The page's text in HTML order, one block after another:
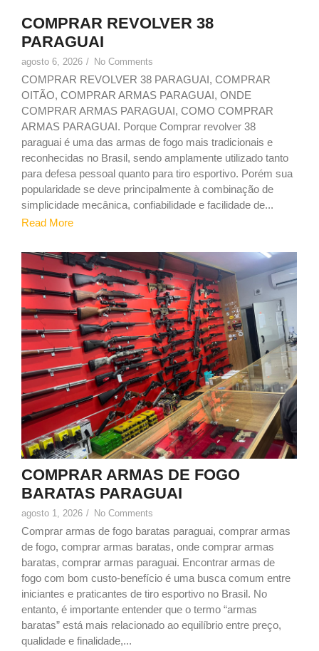
COMPRAR REVOLVER 38
PARAGUAI
agosto 6, 2026 / No Comments
COMPRAR REVOLVER 38 PARAGUAI, COMPRAR
OITÃO, COMPRAR ARMAS PARAGUAI, ONDE
COMPRAR ARMAS PARAGUAI, COMO COMPRAR
ARMAS PARAGUAI. Porque Comprar revolver 38
paraguai é uma das armas de fogo mais tradicionais e
reconhecidas no Brasil, sendo amplamente utilizado tanto
para defesa pessoal quanto para tiro esportivo. Porém sua
popularidade se deve principalmente à combinação de
simplicidade mecânica, confiabilidade e facilidade de...
Read More
1
COMPRAR ARMAS DE FOGO
BARATAS PARAGUAI
agosto 1, 2026 / No Comments
Comprar armas de fogo baratas paraguai, comprar armas
de fogo, comprar armas baratas, onde comprar armas
baratas, comprar armas paraguai. Encontrar armas de
fogo com bom custo-benefício é uma busca comum entre
iniciantes e praticantes de tiro esportivo no Brasil. No
entanto, é importante entender que o termo “armas
baratas” está mais relacionado ao equilíbrio entre preço,
qualidade e finalidade,...